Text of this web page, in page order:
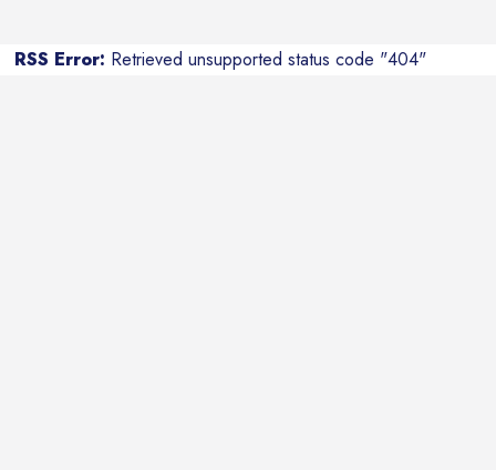
RSS Error: Retrieved unsupported status code "404"